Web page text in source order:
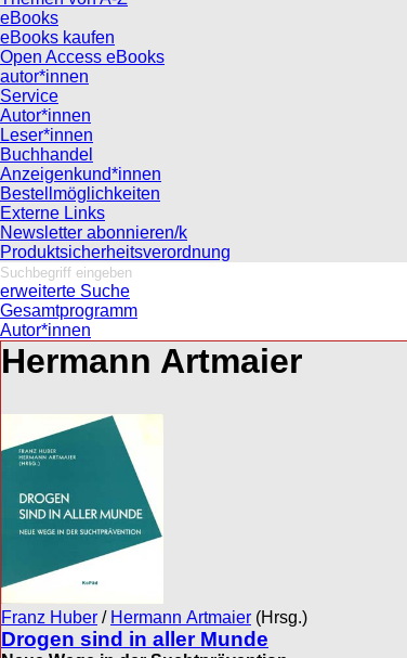
eBooks
eBooks kaufen
Open Access eBooks
autor*innen
Service
Autor*innen
Leser*innen
Buchhandel
Anzeigenkund*innen
Bestellmöglichkeiten
Externe Links
Newsletter abonnieren/k
Produktsicherheitsverordnung
erweiterte Suche
Gesamtprogramm
Autor*innen
Hermann Artmaier
Franz Huber / Hermann Artmaier (Hrsg.)
Drogen sind in aller Munde